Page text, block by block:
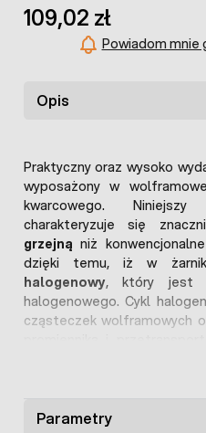
109,02 zł
Powiadom
Opis
Praktyczny oraz wysoko
wyposażony w
kwarcowego. Niniejszy
charakteryzuje się
grzejną niż
dzięki temu, iż w
halogenowy, który jest
halogenowego. Cykl
cząsteczek wolframowych
być w standardowej
Parametry